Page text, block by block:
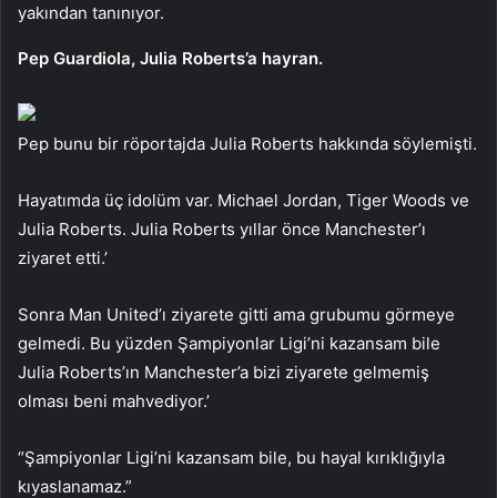
yakından tanınıyor.
Pep Guardiola, Julia Roberts’a hayran.
Pep bunu bir röportajda Julia Roberts hakkında söylemişti.
Hayatımda üç idolüm var. Michael Jordan, Tiger Woods ve
Julia Roberts. Julia Roberts yıllar önce Manchester’ı
ziyaret etti.’
Sonra Man United’ı ziyarete gitti ama grubumu görmeye
gelmedi. Bu yüzden Şampiyonlar Ligi’ni kazansam bile
Julia Roberts’ın Manchester’a bizi ziyarete gelmemiş
olması beni mahvediyor.’
“Şampiyonlar Ligi’ni kazansam bile, bu hayal kırıklığıyla
kıyaslanamaz.”